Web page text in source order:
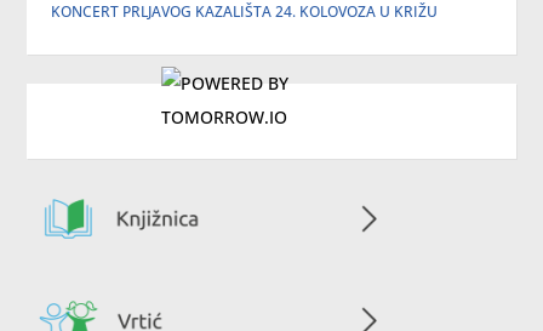
KONCERT PRLJAVOG KAZALIŠTA 24. KOLOVOZA U KRIŽU